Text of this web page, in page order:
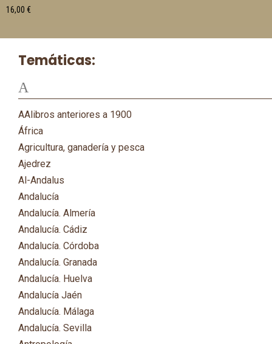
Temáticas:
A
AAlibros anteriores a 1900
África
Agricultura, ganadería y pesca
Ajedrez
Al-Andalus
Andalucía
Andalucía. Almería
Andalucía. Cádiz
Andalucía. Córdoba
Andalucía. Granada
Andalucía. Huelva
Andalucía Jaén
Andalucía. Málaga
Andalucía. Sevilla
16,00 €